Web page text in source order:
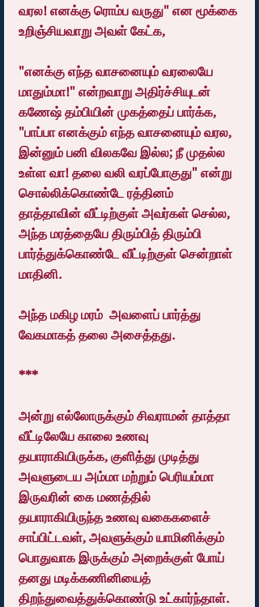
வரல! எனக்கு ரொம்ப வருது" என மூக்கை
உறிஞ்சியவாறு அவள் கேட்க,
"எனக்கு எந்த வாசனையும் வரலையே
மாதும்மா!" என்றவாறு அதிர்ச்சியுடன்
கணேஷ் தம்பியின் முகத்தைப் பார்க்க,
"பாப்பா எனக்கும் எந்த வாசனையும் வரல,
இன்னும் பனி விலகவே இல்ல; நீ முதல்ல
உள்ள வா! தலை வலி வரப்போகுது" என்று
சொல்லிக்கொண்டே ரத்தினம்
தாத்தாவின் வீட்டிற்குள் அவர்கள் செல்ல,
அந்த மரத்தையே திரும்பித் திரும்பி
பார்த்துக்கொண்டே வீட்டிற்குள் சென்றாள்
மாதினி.
அந்த மகிழ மரம்  அவளைப் பார்த்து
வேகமாகத் தலை அசைத்தது.
***
அன்று எல்லோருக்கும் சிவராமன் தாத்தா
வீட்டிலேயே காலை உணவு
தயாராகியிருக்க, குளித்து முடித்து
அவளுடைய அம்மா மற்றும் பெரியம்மா
இருவரின் கை மணத்தில்
தயாராகியிருந்த உணவு வகைகளைச்
சாப்பிட்டவள், அவளுக்கும் யாமினிக்கும்
பொதுவாக இருக்கும் அறைக்குள் போய்
தனது மடிக்கணினியைத்
திறந்துவைத்துக்கொண்டு உட்கார்ந்தாள்.